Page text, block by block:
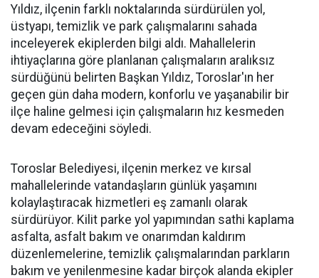
Yıldız, ilçenin farklı noktalarında sürdürülen yol,
üstyapı, temizlik ve park çalışmalarını sahada
inceleyerek ekiplerden bilgi aldı. Mahallelerin
ihtiyaçlarına göre planlanan çalışmaların aralıksız
sürdüğünü belirten Başkan Yıldız, Toroslar'ın her
geçen gün daha modern, konforlu ve yaşanabilir bir
ilçe haline gelmesi için çalışmaların hız kesmeden
devam edeceğini söyledi.
Toroslar Belediyesi, ilçenin merkez ve kırsal
mahallelerinde vatandaşların günlük yaşamını
kolaylaştıracak hizmetleri eş zamanlı olarak
sürdürüyor. Kilit parke yol yapımından sathi kaplama
asfalta, asfalt bakım ve onarımdan kaldırım
düzenlemelerine, temizlik çalışmalarından parkların
bakım ve yenilenmesine kadar birçok alanda ekipler